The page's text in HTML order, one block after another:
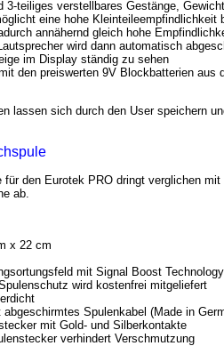
3-teiliges verstellbares Gestänge,
eine hohe Kleinteileempfindlichkeit
annähernd gleich hohe
wird dann automatisch
im Display ständig zu sehen
den preiswerten 9V Blockbatterien
lassen sich durch den User speichern
für den Eurotek PRO dringt verglichen
ab.
x 22 cm
mit Signal Boost Technology
wird kostenfrei mitgeliefert
abgeschirmtes Spulenkabel (Made in
mit Gold- und Silberkontakte
verhindert Verschmutzung